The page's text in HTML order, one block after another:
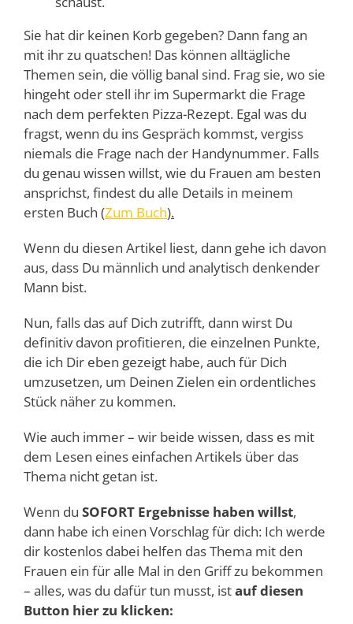
Sie hat dir keinen Korb gegeben? Dann fang an
mit ihr zu quatschen! Das können alltägliche
Themen sein, die völlig banal sind. Frag sie, wo sie
hingeht oder stell ihr im Supermarkt die Frage
nach dem perfekten Pizza-Rezept. Egal was du
fragst, wenn du ins Gespräch kommst, vergiss
niemals die Frage nach der Handynummer. Falls
du genau wissen willst, wie du Frauen am besten
ansprichst, findest du alle Details in meinem
ersten Buch (Zum Buch).
Wenn du diesen Artikel liest, dann gehe ich davon
aus, dass Du männlich und analytisch denkender
Mann bist.
Nun, falls das auf Dich zutrifft, dann wirst Du
definitiv davon profitieren, die einzelnen Punkte,
die ich Dir eben gezeigt habe, auch für Dich
umzusetzen, um Deinen Zielen ein ordentliches
Stück näher zu kommen.
Wie auch immer – wir beide wissen, dass es mit
dem Lesen eines einfachen Artikels über das
Thema nicht getan ist.
Wenn du SOFORT Ergebnisse haben willst,
dann habe ich einen Vorschlag für dich: Ich werde
dir kostenlos dabei helfen das Thema mit den
Frauen ein für alle Mal in den Griff zu bekommen
– alles, was du dafür tun musst, istauf diesen
Button hier zu klicken: